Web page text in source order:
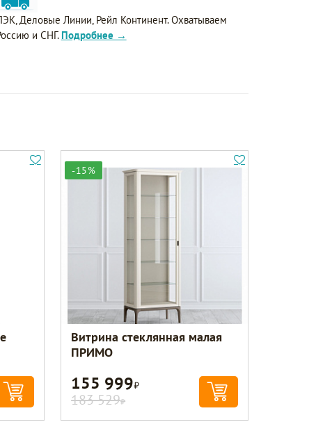
Деловые Линии, Рейл Континент. Охватываем
и СНГ. Подробнее →
-15%
Витрина стеклянная малая
ПРИМО
155 999Р
183 529Р